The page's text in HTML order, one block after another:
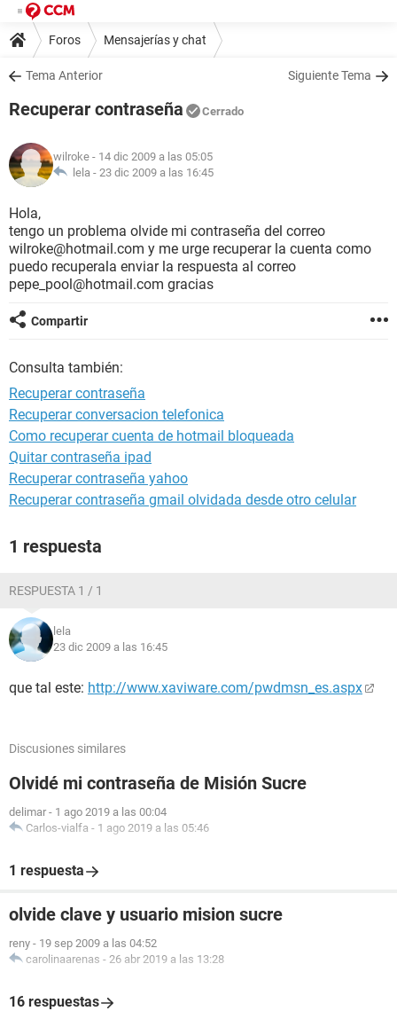
Foros Mensajerías y chat
Tema Anterior Siguiente Tema
Recuperar contraseña Cerrado
wilroke - 14 dic 2009 a las 05:05
lela - 23 dic 2009 a las 16:45
Hola,
tengo un problema olvide mi contraseña del correo
wilroke@hotmail.com y me urge recuperar la cuenta como
puedo recuperala enviar la respuesta al correo
pepe_pool@hotmail.com gracias
Compartir
Consulta también:
Recuperar contraseña
Recuperar conversacion telefonica
Como recuperar cuenta de hotmail bloqueada
Quitar contraseña ipad
Recuperar contraseña yahoo
Recuperar contraseña gmail olvidada desde otro celular
1 respuesta
RESPUESTA 1 / 1
lela
23 dic 2009 a las 16:45
que tal este: http://www.xaviware.com/pwdmsn_es.aspx
Discusiones similares
Olvidé mi contraseña de Misión Sucre
delimar - 1 ago 2019 a las 00:04
Carlos-vialfa - 1 ago 2019 a las 05:46
1 respuesta
olvide clave y usuario mision sucre
reny - 19 sep 2009 a las 04:52
carolinaarenas - 26 abr 2019 a las 13:28
16 respuestas